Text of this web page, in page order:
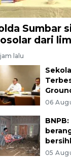
Sumbar
dari
lalu
06
05